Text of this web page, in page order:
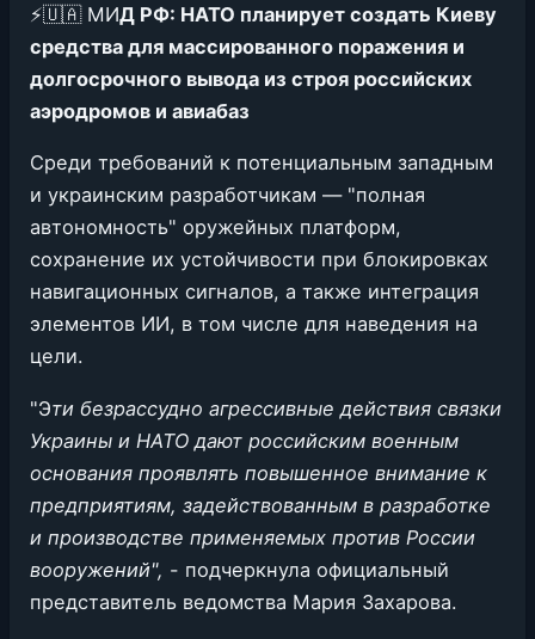
⚡️🇺🇦 МИД РФ: НАТО планирует создать Киеву
средства для массированного поражения и
долгосрочного вывода из строя российских
аэродромов и авиабаз
Среди требований к потенциальным западным
и украинским разработчикам — "полная
автономность" оружейных платформ,
сохранение их устойчивости при блокировках
навигационных сигналов, а также интеграция
элементов ИИ, в том числе для наведения на
цели.
"Эти безрассудно агрессивные действия связки
Украины и НАТО дают российским военным
основания проявлять повышенное внимание к
предприятиям, задействованным в разработке
и производстве применяемых против России
вооружений", - подчеркнула официальный
представитель ведомства Мария Захарова.